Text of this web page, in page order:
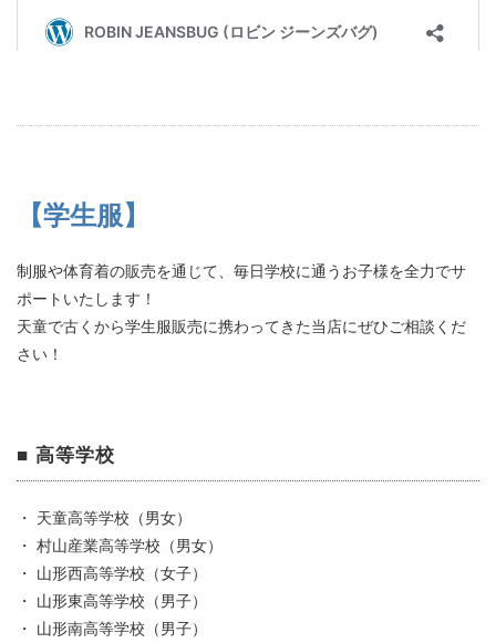
【学生服】
制服や体育着の販売を通じて、毎日学校に通うお子様を全力でサ
ポートいたします！
天童で古くから学生服販売に携わってきた当店にぜひご相談くだ
さい！
■ 高等学校
・ 天童高等学校（男女）
・ 村山産業高等学校（男女）
・ 山形西高等学校（女子）
・ 山形東高等学校（男子）
・ 山形南高等学校（男子）